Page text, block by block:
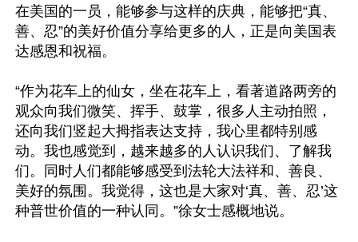
在美国的一员，能够参与这样的庆典，能够把“真、
善、忍”的美好价值分享给更多的人，正是向美国表
达感恩和祝福。
“作为花车上的仙女，坐在花车上，看著道路两旁的
观众向我们微笑、挥手、鼓掌，很多人主动拍照，
还向我们竖起大拇指表达支持，我心里都特别感
动。我也感觉到，越来越多的人认识我们、了解我
们。同时人们都能够感受到法轮大法祥和、善良、
美好的氛围。我觉得，这也是大家对‘真、善、忍’这
种普世价值的一种认同。”徐女士感概地说。